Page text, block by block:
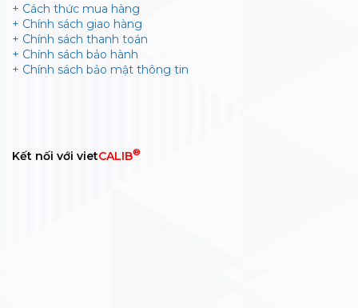
+ Cách thức mua hàng
+ Chính sách giao hàng
+ Chính sách thanh toán
+ Chính sách bảo hành
+ Chính sách bảo mật thông tin
Kết nối với vietCALIB®